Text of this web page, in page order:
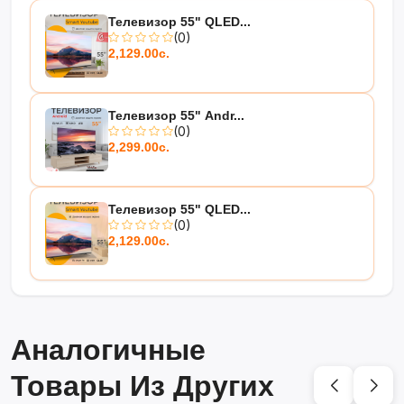
Телевизор 55" QLED...
(0)
2,129.00с.
Телевизор 55" Andr...
(0)
2,299.00с.
Телевизор 55" QLED...
(0)
2,129.00с.
Аналогичные
Товары Из Других